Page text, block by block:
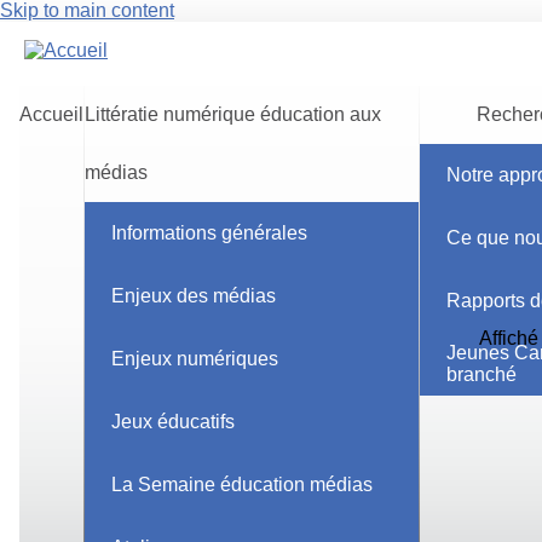
Skip to main content
Accueil Littératie numérique éducation aux
médias
Informations générales
Enjeux des médias
Enjeux numériques
Jeux éducatifs
La Semaine éducation médias
Notre
Ce que
Rapports
Jeunes
branché
Affiché
Des
sujet
Categories
Autochtones
Bandes dessinées